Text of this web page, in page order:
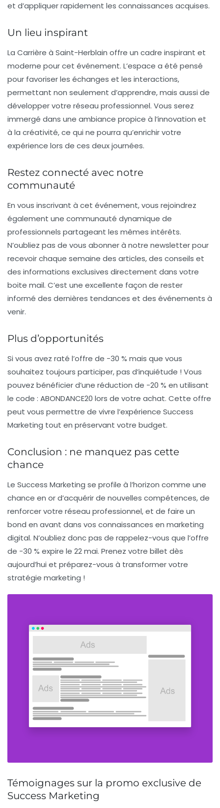
et d’appliquer rapidement les connaissances acquises.
Un lieu inspirant
La Carrière à Saint-Herblain offre un cadre inspirant et
moderne pour cet événement. L’espace a été pensé
pour favoriser les échanges et les interactions,
permettant non seulement d’apprendre, mais aussi de
développer votre réseau professionnel. Vous serez
immergé dans une ambiance propice à l’innovation et
à la créativité, ce qui ne pourra qu’enrichir votre
expérience lors de ces deux journées.
Restez connecté avec notre
communauté
En vous inscrivant à cet événement, vous rejoindrez
également une communauté dynamique de
professionnels partageant les mêmes intérêts.
N’oubliez pas de vous abonner à notre newsletter pour
recevoir chaque semaine des articles, des conseils et
des informations exclusives directement dans votre
boite mail. C’est une excellente façon de rester
informé des dernières tendances et des événements à
venir.
Plus d’opportunités
Si vous avez raté l’offre de -30 % mais que vous
souhaitez toujours participer, pas d’inquiétude ! Vous
pouvez bénéficier d’une réduction de -20 % en utilisant
le code : ABONDANCE20 lors de votre achat. Cette offre
peut vous permettre de vivre l’expérience Success
Marketing tout en préservant votre budget.
Conclusion : ne manquez pas cette
chance
Le Success Marketing se profile à l’horizon comme une
chance en or d’acquérir de nouvelles compétences, de
renforcer votre réseau professionnel, et de faire un
bond en avant dans vos connaissances en marketing
digital. N’oubliez donc pas de rappelez-vous que l’offre
de -30 % expire le 22 mai. Prenez votre billet dès
aujourd’hui et préparez-vous à transformer votre
stratégie marketing !
Témoignages sur la promo exclusive de
Success Marketing